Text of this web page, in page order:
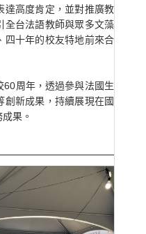
達高度肯定，並對推廣教
全台法語教師與眾多文藻
四十年的校友特地前來合
周年，透過參與法國生
創新成果，持續展現在國
果。